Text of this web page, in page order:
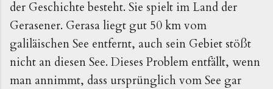
der Geschichte besteht. Sie spielt im Land der
Gerasener. Gerasa liegt gut 50 km vom
galiläischen See entfernt, auch sein Gebiet stößt
nicht an diesen See. Dieses Problem entfällt, wenn
man annimmt, dass ursprünglich vom See gar